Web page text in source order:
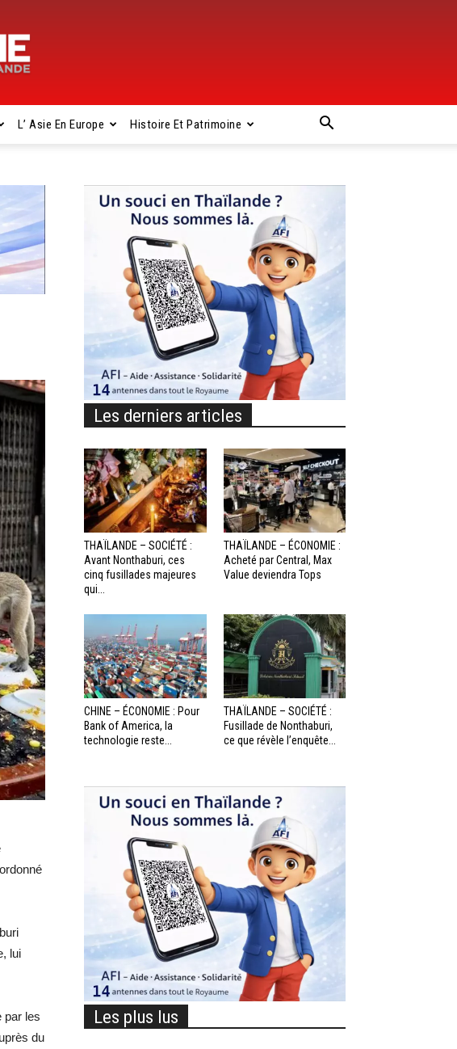
L’ Asie En Europe Histoire Et Patrimoine
lui
par les
du
Les derniers articles
THAÏLANDE – SOCIÉTÉ :
Avant Nonthaburi, ces
cinq fusillades majeures
qui...
THAÏLANDE – ÉCONOMIE :
Acheté par Central, Max
Value deviendra Tops
CHINE – ÉCONOMIE : Pour
Bank of America, la
technologie reste...
THAÏLANDE – SOCIÉTÉ :
Fusillade de Nonthaburi,
ce que révèle l’enquête...
Les plus lus